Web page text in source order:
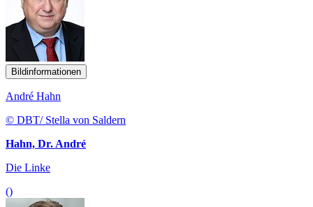
Bildinformationen
André Hahn
© DBT/ Stella von Saldern
Hahn, Dr. André
Die Linke
()